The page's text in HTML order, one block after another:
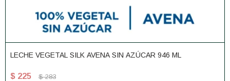
LECHE VEGETAL SILK AVENA SIN AZÚCAR 946 ML
$ 225 $ 283